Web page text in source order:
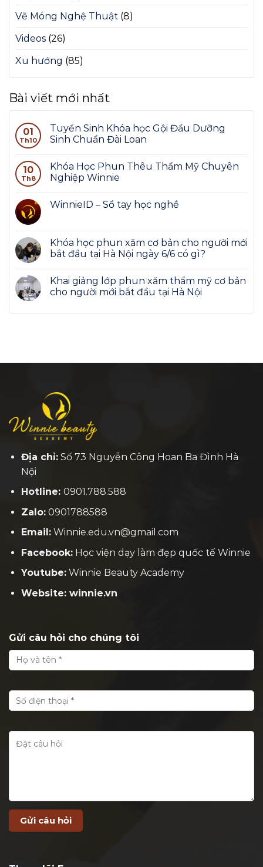
Vẽ Móng Nghệ Thuật (8)
Videos (26)
Xu hướng (85)
Bài viết mới nhất
01
Th10
Tuyển Sinh Khóa học Gội Đầu Dưỡng
Sinh Chuẩn Đài Loan
10
Th8
Khóa Học Phun Thêu Thẩm Mỹ Chuyên
Nghiệp Winnie
WinnieID – Sổ tay học nghề
Khóa học phun xăm cơ bản cho người mới
bắt đầu tại Hà Nội ngày 6/6 có gì?
Khai giảng lớp phun xăm thẩm mỹ cơ bản
cho người mới bắt đầu tại Hà Nội
Địa chỉ:Số 73 Nguyễn Công Hoan Ba Đình Hà
Nội
Hotline: 0901.788.588
Zalo:0901788588
Email:Winnie.edu.vn@gmail.com
Facebook:Học viện dạy làm đẹp quốc tế Winnie
Youtube:Winnie Beauty Academy
Website: winnie.vn
Gửi câu hỏi cho chúng tôi